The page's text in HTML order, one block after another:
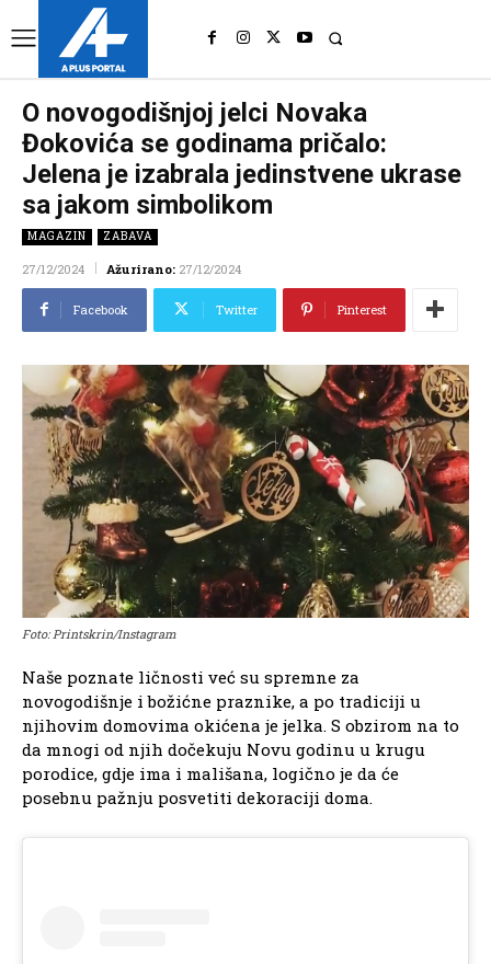
O novogodišnjoj jelci Novaka
Đokovića se godinama pričalo:
Jelena je izabrala jedinstvene ukrase
sa jakom simbolikom
MAGAZIN ZABAVA
27/12/2024 Ažurirano: 27/12/2024
Facebook Twitter Pinterest
Foto: Printskrin/Instagram
Naše poznate ličnosti već su spremne za
novogodišnje i božićne praznike, a po tradiciji u
njihovim domovima okićena je jelka. S obzirom na to
da mnogi od njih dočekuju Novu godinu u krugu
porodice, gdje ima i mališana, logično je da će
posebnu pažnju posvetiti dekoraciji doma.